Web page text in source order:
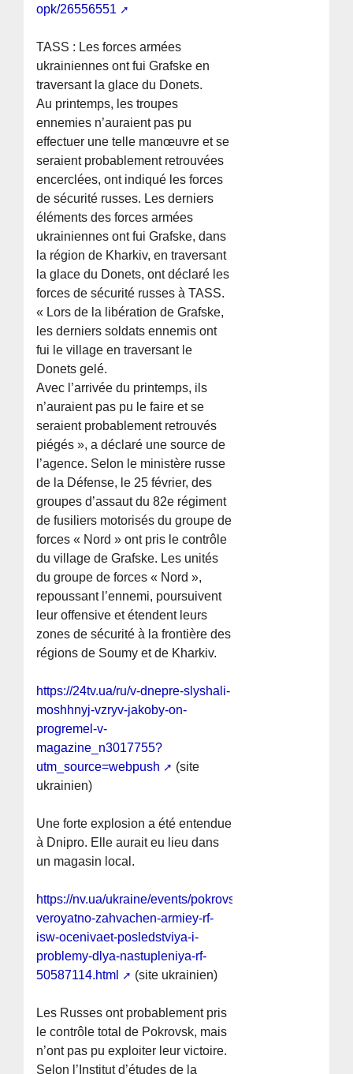
opk/26556551
TASS : Les forces armées
ukrainiennes ont fui Grafske en
traversant la glace du Donets.
Au printemps, les troupes
ennemies n’auraient pas pu
effectuer une telle manœuvre et se
seraient probablement retrouvées
encerclées, ont indiqué les forces
de sécurité russes. Les derniers
éléments des forces armées
ukrainiennes ont fui Grafske, dans
la région de Kharkiv, en traversant
la glace du Donets, ont déclaré les
forces de sécurité russes à TASS.
« Lors de la libération de Grafske,
les derniers soldats ennemis ont
fui le village en traversant le
Donets gelé.
Avec l’arrivée du printemps, ils
n’auraient pas pu le faire et se
seraient probablement retrouvés
piégés », a déclaré une source de
l’agence. Selon le ministère russe
de la Défense, le 25 février, des
groupes d’assaut du 82e régiment
de fusiliers motorisés du groupe de
forces « Nord » ont pris le contrôle
du village de Grafske. Les unités
du groupe de forces « Nord »,
repoussant l’ennemi, poursuivent
leur offensive et étendent leurs
zones de sécurité à la frontière des
régions de Soumy et de Kharkiv.
https://24tv.ua/ru/v-dnepre-slyshali-
moshhnyj-vzryv-jakoby-on-
progremel-v-
magazine_n3017755?
utm_source=webpush
(site
ukrainien)
Une forte explosion a été entendue
à Dnipro. Elle aurait eu lieu dans
un magasin local.
https://nv.ua/ukraine/events/pokrovsk-
veroyatno-zahvachen-armiey-rf-
isw-ocenivaet-posledstviya-i-
problemy-dlya-nastupleniya-rf-
50587114.html
(site ukrainien)
Les Russes ont probablement pris
le contrôle total de Pokrovsk, mais
n’ont pas pu exploiter leur victoire.
Selon l’Institut d’études de la